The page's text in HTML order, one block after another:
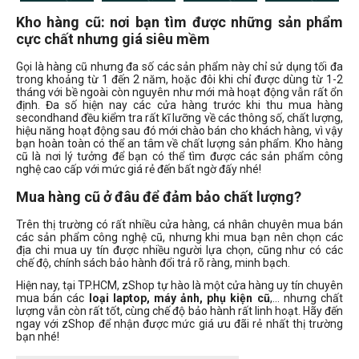
Dòng máy ảnh
Canon DSLR
Canon M
Canon R
Nikon DSLR
Nikon Z
Đời Mac
2010
2022
2023
Kho hàng cũ: nơi bạn tìm được những sản phẩm
cực chất nhưng giá siêu mềm
Gọi là hàng cũ nhưng đa số các sản phẩm này chỉ sử dụng tối đa
trong khoảng từ 1 đến 2 năm, hoặc đôi khi chỉ được dùng từ 1-2
tháng với bề ngoài còn nguyên như mới mà hoạt động vẫn rất ổn
định. Đa số hiện nay các cửa hàng trước khi thu mua hàng
secondhand đều kiểm tra rất kĩ lưỡng về các thông số, chất lượng,
hiệu năng hoạt động sau đó mới chào bán cho khách hàng, vì vậy
bạn hoàn toàn có thể an tâm về chất lượng sản phẩm. Kho hàng
cũ là nơi lý tưởng để bạn có thể tìm được các sản phẩm công
nghệ cao cấp với mức giá rẻ đến bất ngờ đấy nhé!
Mua hàng cũ ở đâu để đảm bảo chất lượng?
Trên thị trường có rất nhiều cửa hàng, cá nhân chuyên mua bán
các sản phẩm công nghệ cũ, nhưng khi mua bạn nên chọn các
địa chi mua uy tín được nhiều người lựa chọn, cũng như có các
chế độ, chính sách bảo hành đổi trả rõ ràng, minh bạch.
Hiện nay, tại TP.HCM, zShop tự hào là một cửa hàng uy tín chuyên
mua bán các
loại laptop, máy ảnh, phụ kiện cũ,… nhưng chất
lượng vẫn còn rất tốt, cùng chế độ bảo hành rất linh hoạt. Hãy đến
ngay với zShop để nhận được mức giá ưu đãi rẻ nhất thị trường
bạn nhé!